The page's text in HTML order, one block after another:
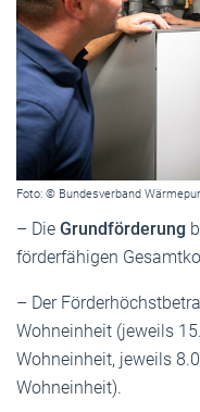
Foto: © Bundesverband
– Die Grundförderung
förderfähigen
– Der
Wohneinheit (jeweils
Wohneinheit, jeweils
Wohneinheit).